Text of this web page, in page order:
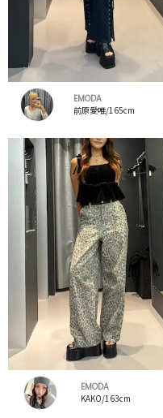
EMODA
前原愛唯/165cm
EMODA
KAKO/163cm